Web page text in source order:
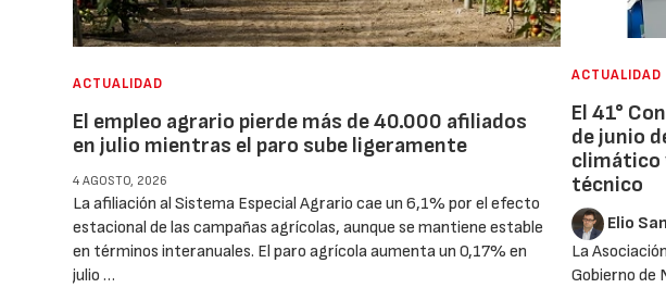
ACTUALIDAD
El empleo agrario pierde más de 40.000 afiliados
en julio mientras el paro sube ligeramente
4 AGOSTO, 2026
La afiliación al Sistema Especial Agrario cae un 6,1% por el efecto
estacional de las campañas agrícolas, aunque se mantiene estable
en términos interanuales. El paro agrícola aumenta un 0,17% en
julio …
ACTUALIDAD
El 41°
de junio
climático
técnico
Elio
La
Gobierno de